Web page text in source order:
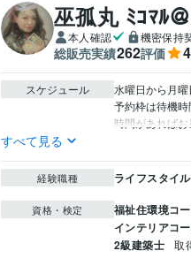
巫孤丸 ﾐｺﾏﾙ
本人確認 機密保持
総販売実績262評価
スケジュール
水曜日から月曜
予約枠は待機時
時間があればお
すべて見る
経験職種 ライフスタイ
資格・検定 福祉住環境コ
インテリアコ
2級建築士 取